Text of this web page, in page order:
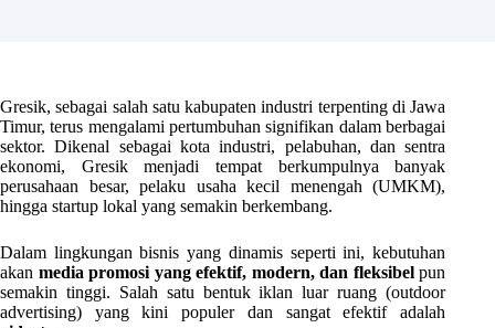
Gresik, sebagai salah satu kabupaten industri terpenting di Jawa
Timur, terus mengalami pertumbuhan signifikan dalam berbagai
sektor. Dikenal sebagai kota industri, pelabuhan, dan sentra
ekonomi, Gresik menjadi tempat berkumpulnya banyak
perusahaan besar, pelaku usaha kecil menengah (UMKM),
hingga startup lokal yang semakin berkembang.
Dalam lingkungan bisnis yang dinamis seperti ini, kebutuhan
akan media promosi yang efektif, modern, dan fleksibelpun
semakin tinggi. Salah satu bentuk iklan luar ruang (outdoor
advertising) yang kini populer dan sangat efektif adalah